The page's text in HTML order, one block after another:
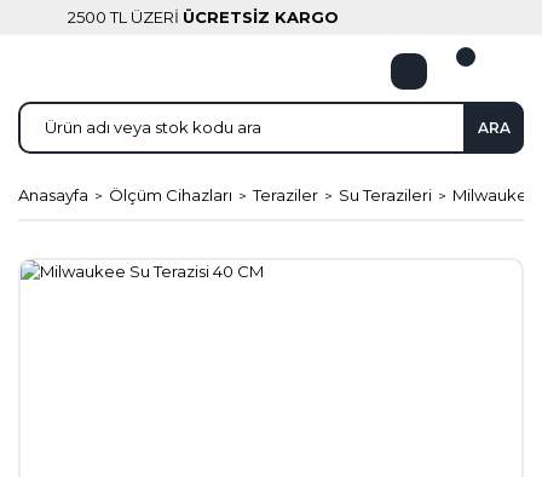
2500 TL ÜZERİ ÜCRETSİZ KARGO
ARA
Anasayfa Ölçüm Cihazları Teraziler Su Terazileri Milwaukee